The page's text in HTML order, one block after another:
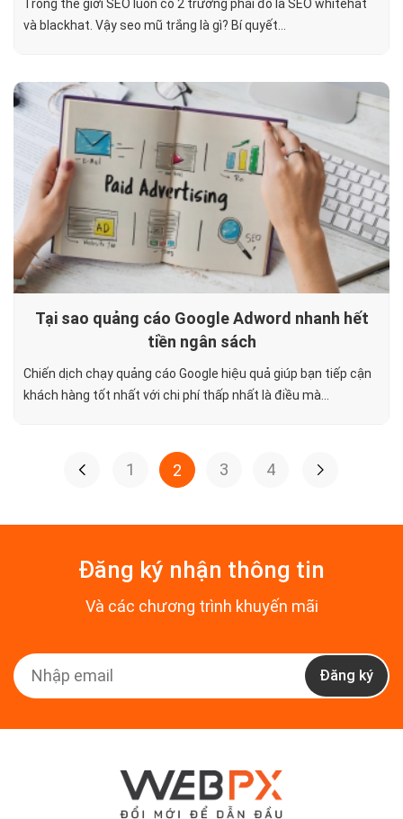
Trong thế giới SEO luôn có 2 trường phái đó là SEO whitehat
và blackhat. Vậy seo mũ trắng là gì? Bí quyết...
Tại sao quảng cáo Google Adword nhanh hết
tiền ngân sách
Chiến dịch chạy quảng cáo Google hiệu quả giúp bạn tiếp cận
khách hàng tốt nhất với chi phí thấp nhất là điều mà...
1 2 3 4
Đăng ký nhận thông tin
Và các chương trình khuyến mãi
Đăng ký